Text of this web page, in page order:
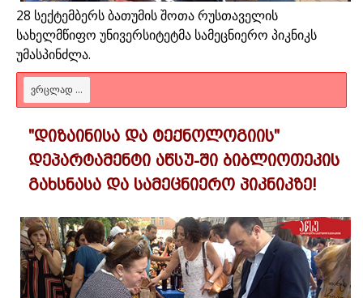
28 სექტემბერს ბათუმის შოთა რუსთაველის
სახელმწიფო უნივერსიტეტმა სამეცნიერო პიკნიკს
უმასპინძლა.
ᲕᲠᲪᲚᲐᲓ ...
"დიზაინისა და ტექნოლოგიის"
დეპარტამენტი აწსუ-ში ბიბლიოთეკის
გახსნასა და სამეცნიერო პიკნიკზე!